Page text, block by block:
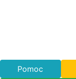
Pomoc